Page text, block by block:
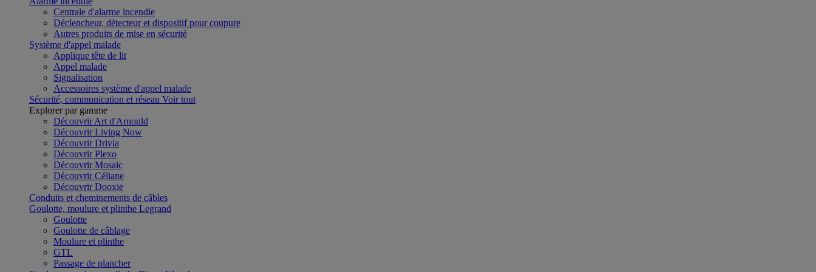
Centrale d'alarme incendie
Déclencheur, détecteur et dispositif pour coupure
Autres produits de mise en sécurité
Système d'appel malade
Applique tête de lit
Appel malade
Signalisation
Accessoires système d'appel malade
Sécurité, communication et réseau Voir tout
Explorer par gamme
Découvrir Art d'Arnould
Découvrir Living Now
Découvrir Drivia
Découvrir Plexo
Découvrir Mosaic
Découvrir Céliane
Découvrir Dooxie
Conduits et cheminements de câbles
Goulotte, moulure et plinthe Legrand
Goulotte
Goulotte de câblage
Moulure et plinthe
GTL
Passage de plancher